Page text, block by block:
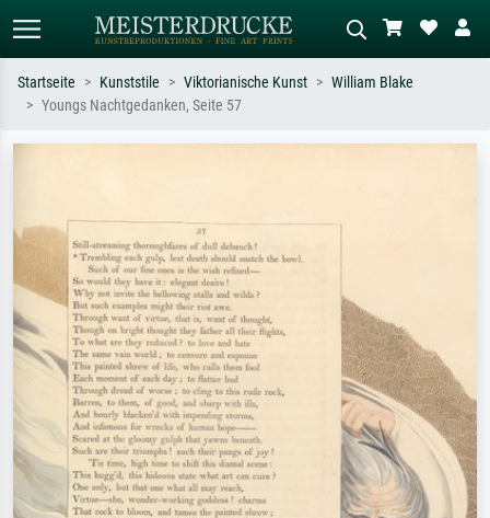
Hokusai, Akt.
Startseite Kunststile Viktorianische Kunst
William Blake
Youngs Nachtgedanken, Seite 57